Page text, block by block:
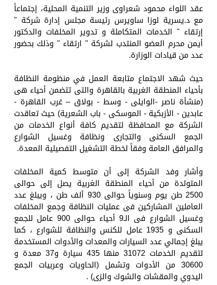
عقد اللواء محمود شعراوى وزير التنمية المحلية، إجتماعاً
مع د.يسرية لوزا ساويرس رئيسة مجلس إدارة شركة "
إرتقاء " الخدمات المتكاملة و تدوير المخلفات والدكتور
أيمن محرم العضو المنتدب لشركة " ارتقاء " وذلك بحضور
عدد من قيادات الوزارة.
حيث شهد الاجتماع متابعة العمل في منظومة النظافة
بأحياء المنطقة الغربية بالقاهرة والتى تتضمن أحياء هى
(منشأة ناصر -الوايلى - وسط - بولاق – غرب القاهرة -
عابدين - الأزبكية - الموسكى - باب الشعرية) حيث تعاقدت
الشركة مع المحافظة لتقديم كافة أنواع الخدمات من
الجمع السكنى والتجارى ونظافة وغسيل الشوارع
والمرافق العامة وفقاً لخطة التشغيل التفصيلية المعدة.
وأشار وفد الشركة إلى أن متوسط كمية المخلفات
المتولدة من أحياء المنطقة الغربية يصل إلى حوالى
2500 طن يوم وسنوياً حوالى 930 ألف طن ، ويبلغ عدد
العاملين المشاركين فى عمليات النظافة وجمع المخلفات
وغسيل الشوارع فى الـ9 أحياء حوالى 900 عامل للجمع
السكنى و 1935 عامل للكنس والنظافة للشوارع ، كما
يبلغ إجمالي عدد السيارات والمعدات والأدوات المستخدمة
لتقديم الخدمات 31072 منها 435 سيارة و37 معدة و
30600 من الأدوات وتشمل (الحاويات وعربيات الجمع
اليدوي والمقشات والشوك والزى) .